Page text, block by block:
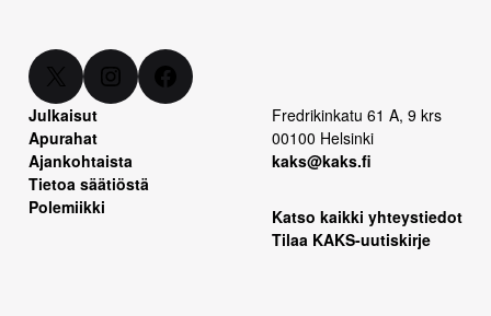
X Instagram Facebook
Julkaisut
Apurahat
Ajankohtaista
Tietoa säätiöstä
Polemiikki
Fredrikinkatu 61 A, 9 krs
00100 Helsinki
kaks@kaks.fi
Katso kaikki yhteystiedot
Tilaa KAKS-uutiskirje